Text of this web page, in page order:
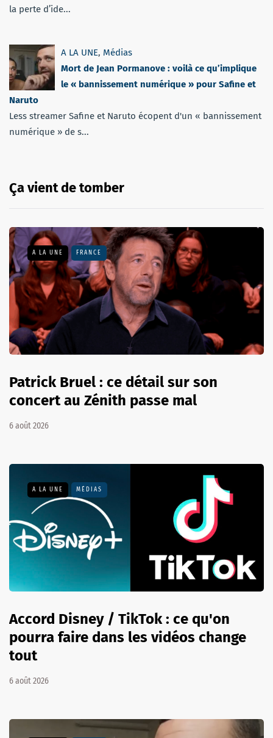
la perte d’ide...
A LA UNE, Médias
Mort de Jean Pormanove : voilà ce qu’implique
le « bannissement numérique » pour Safine et
Naruto
Less streamer Safine et Naruto écopent d'un « bannissement
numérique » de s...
Ça vient de tomber
A LA UNE FRANCE
Patrick Bruel : ce détail sur son
concert au Zénith passe mal
6 août 2026
A LA UNE MÉDIAS
Accord Disney / TikTok : ce qu'on
pourra faire dans les vidéos change
tout
6 août 2026